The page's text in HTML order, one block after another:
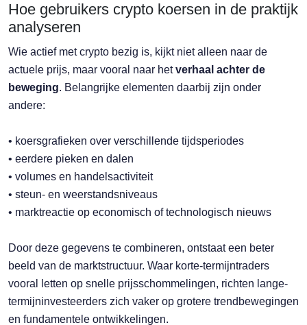
Hoe gebruikers crypto koersen in de praktijk
analyseren
Wie actief met crypto bezig is, kijkt niet alleen naar de
actuele prijs, maar vooral naar hetverhaal achter de
beweging. Belangrijke elementen daarbij zijn onder
andere:
• koersgrafieken over verschillende tijdsperiodes
• eerdere pieken en dalen
• volumes en handelsactiviteit
• steun- en weerstandsniveaus
• marktreactie op economisch of technologisch nieuws
Door deze gegevens te combineren, ontstaat een beter
beeld van de marktstructuur. Waar korte-termijntraders
vooral letten op snelle prijsschommelingen, richten lange-
termijninvesteerders zich vaker op grotere trendbewegingen
en fundamentele ontwikkelingen.